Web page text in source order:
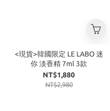
<現貨>韓國限定 LE LABO 迷
你 淡香精 7ml 3款
NT$1,880
NT$2,980